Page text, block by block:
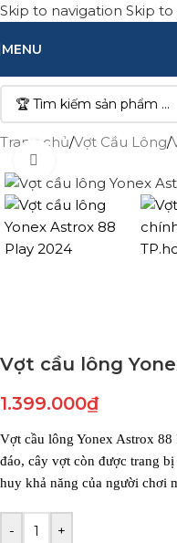
Skip to navigation Skip
MENU
Trang chủ/Vợt Cầu Lông/
Vợt cầu lông
1.399.000₫
Vợt cầu lông Yonex Astrox
đáo, cây vợt còn được trang
huy khả năng của người chơi
- +